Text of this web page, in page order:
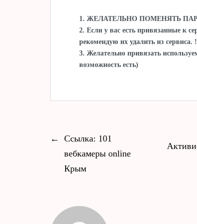
1. ЖЕЛАТЕЛЬНО ПОМЕНЯТЬ
2. Если у вас есть привязанные к
рекомендую их удалить из сервиса.
3. Желательно привязать
возможность есть)
←
Ссылка: 101
вебкамеры online
Крым